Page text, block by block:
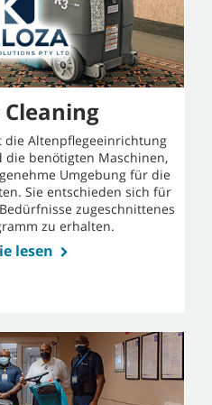
die Altenpflegeeinrichtung
die benötigten Maschinen,
Umgebung für die
Sie entschieden sich für
zugeschnittenes
zu erhalten.
lesen